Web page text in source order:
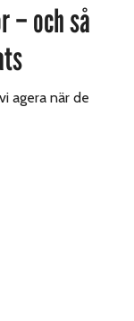
– och så
agera när de